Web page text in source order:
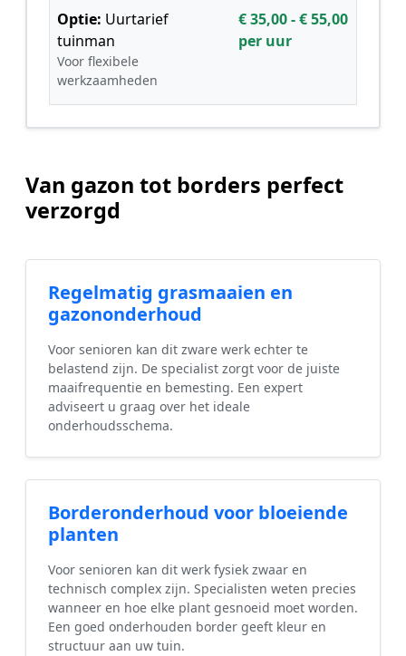
Optie: Uurtarief
tuinman
Voor flexibele
werkzaamheden
€ 35,00 - € 55,00
per uur
Van gazon tot borders perfect
verzorgd
Regelmatig grasmaaien en
gazononderhoud
Voor senioren kan dit zware werk echter te
belastend zijn. De specialist zorgt voor de juiste
maaifrequentie en bemesting. Een expert
adviseert u graag over het ideale
onderhoudsschema.
Borderonderhoud voor bloeiende
planten
Voor senioren kan dit werk fysiek zwaar en
technisch complex zijn. Specialisten weten precies
wanneer en hoe elke plant gesnoeid moet worden.
Een goed onderhouden border geeft kleur en
structuur aan uw tuin.